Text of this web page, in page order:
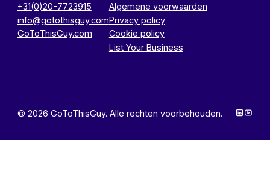
+31(0)20-7723915
info@gotothisguy.com
GoToThisGuy.com
Algemene voorwaarden
Privacy policy
Cookie policy
List Your Business
© 2026 GoToThisGuy. Alle rechten voorbehouden.